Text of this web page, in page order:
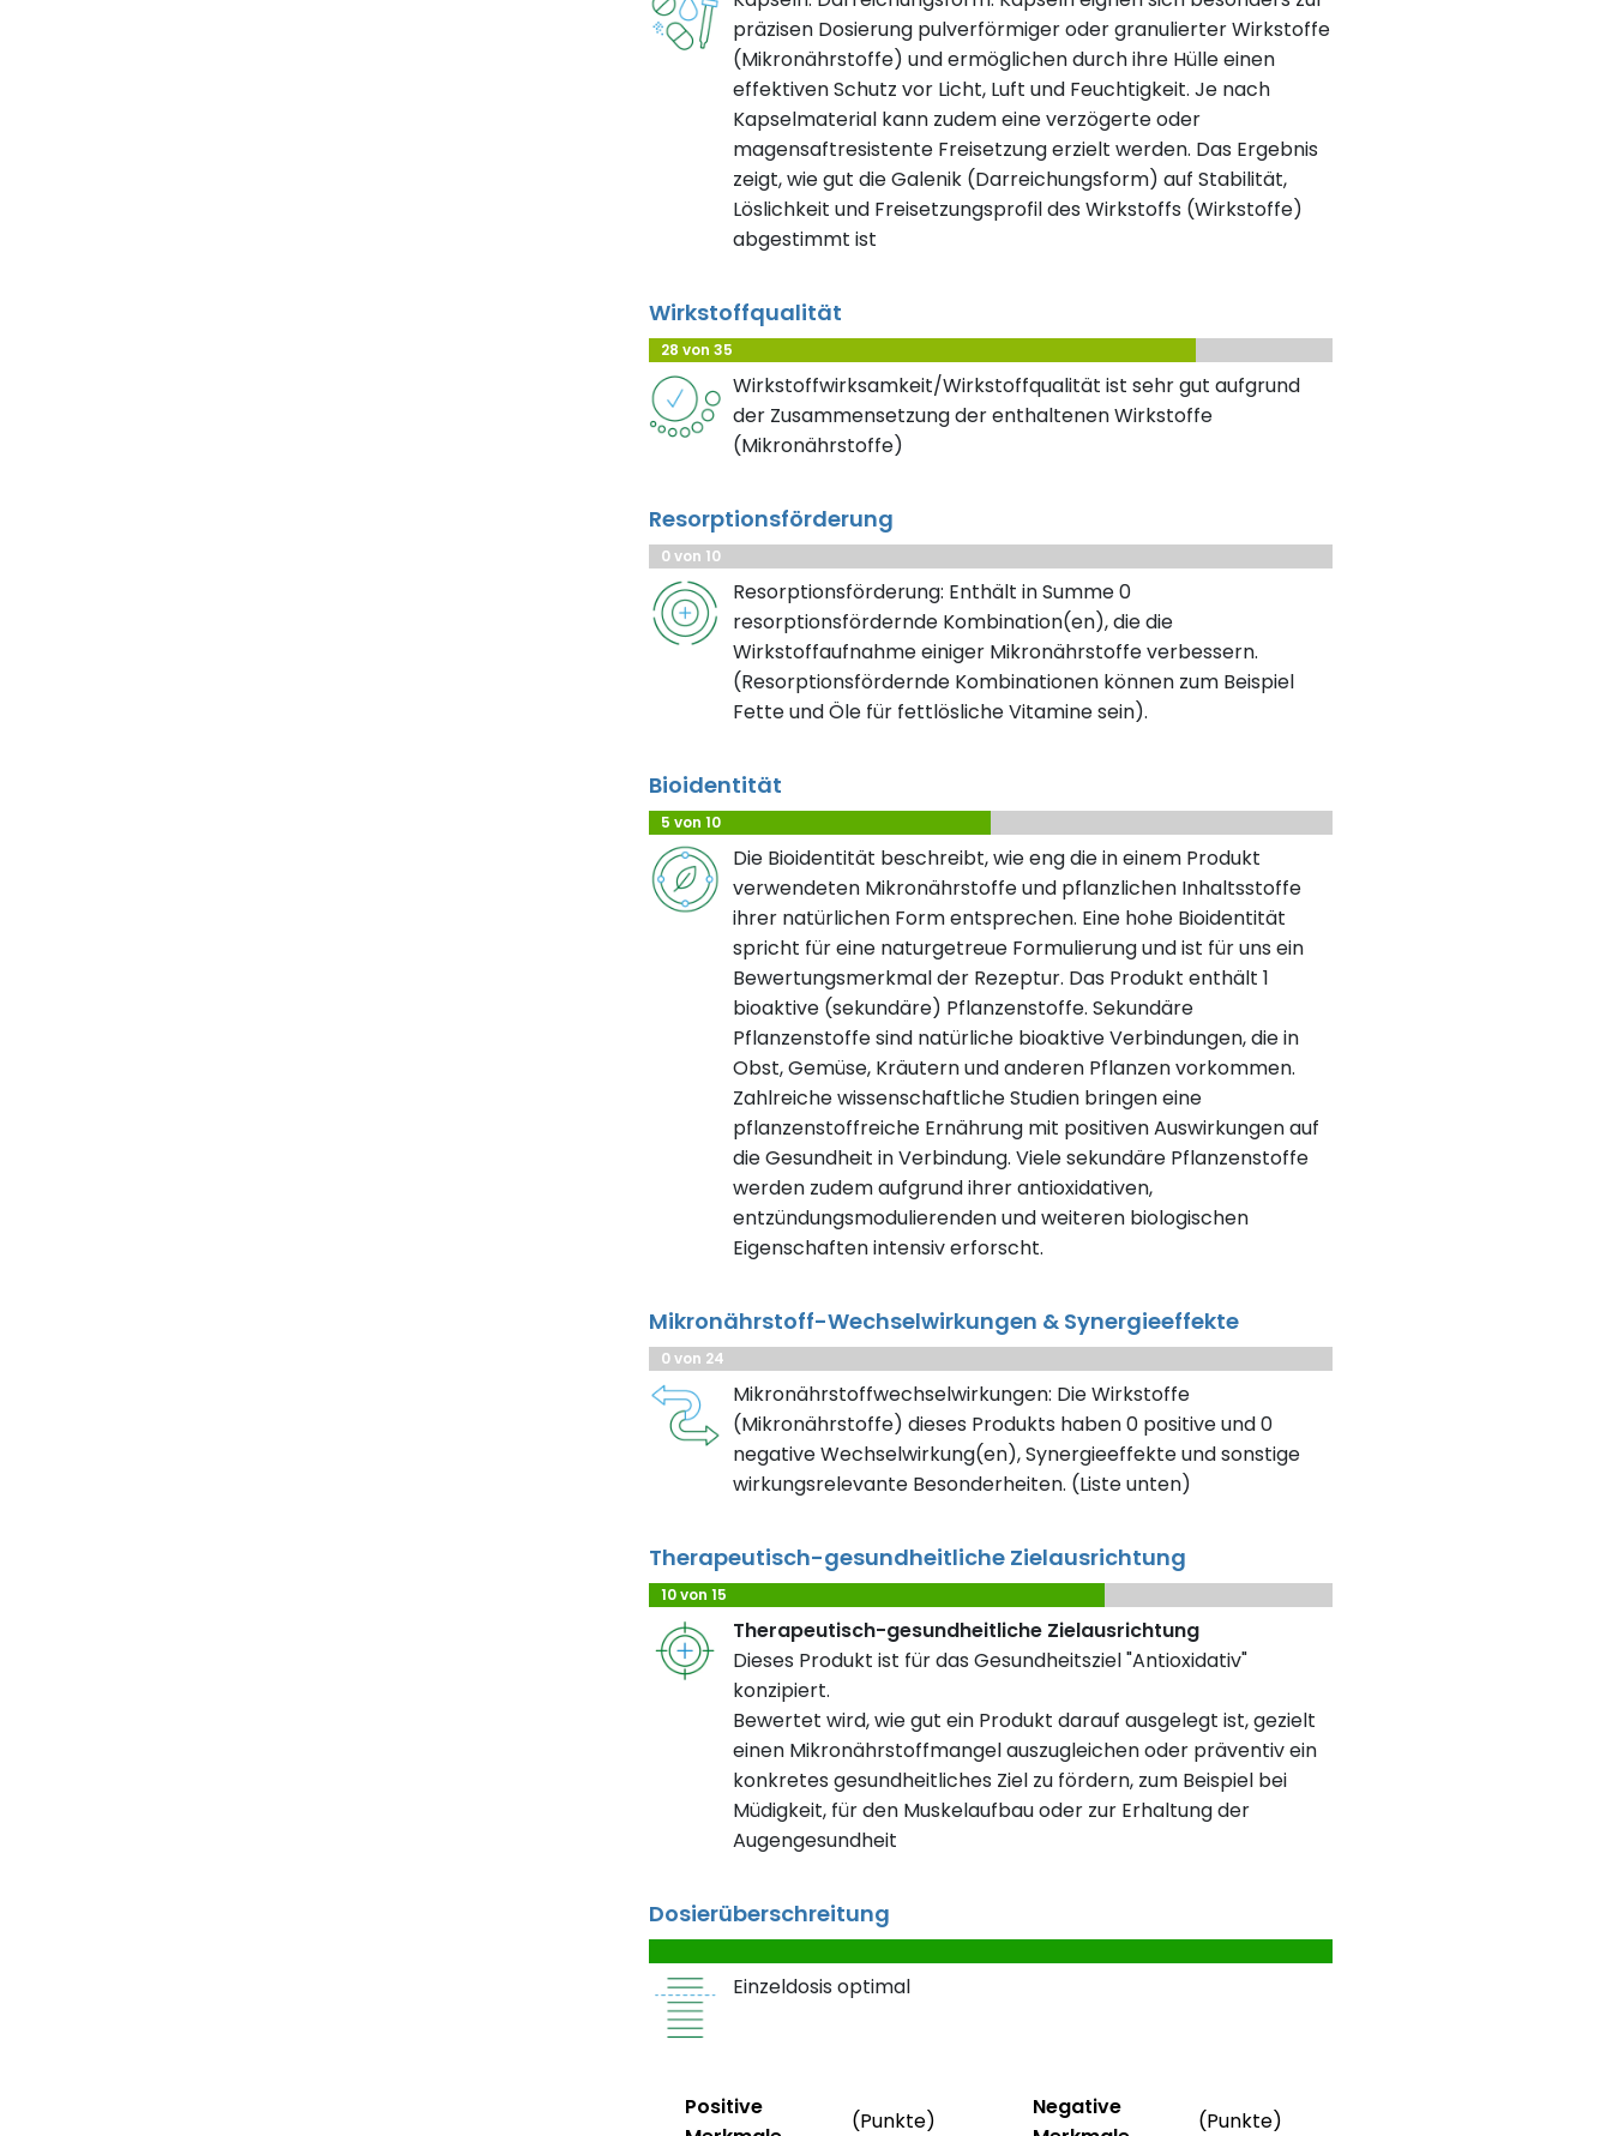
präzisen Dosierung pulverförmiger oder granulierter Wirkstoffe
(Mikronährstoffe) und ermöglichen durch ihre Hülle einen
effektiven Schutz vor Licht, Luft und Feuchtigkeit. Je nach
Kapselmaterial kann zudem eine verzögerte oder
magensaftresistente Freisetzung erzielt werden. Das Ergebnis
zeigt, wie gut die Galenik (Darreichungsform) auf Stabilität,
Löslichkeit und Freisetzungsprofil des Wirkstoffs (Wirkstoffe)
abgestimmt ist
Wirkstoffqualität
28 von 35
Wirkstoffwirksamkeit/Wirkstoffqualität ist sehr gut aufgrund
der Zusammensetzung der enthaltenen Wirkstoffe
(Mikronährstoffe)
Resorptionsförderung
0 von 10
Resorptionsförderung: Enthält in Summe 0
resorptionsfördernde Kombination(en), die die
Wirkstoffaufnahme einiger Mikronährstoffe verbessern.
(Resorptionsfördernde Kombinationen können zum Beispiel
Fette und Öle für fettlösliche Vitamine sein).
Bioidentität
5 von 10
Die Bioidentität beschreibt, wie eng die in einem Produkt
verwendeten Mikronährstoffe und pflanzlichen Inhaltsstoffe
ihrer natürlichen Form entsprechen. Eine hohe Bioidentität
spricht für eine naturgetreue Formulierung und ist für uns ein
Bewertungsmerkmal der Rezeptur. Das Produkt enthält 1
bioaktive (sekundäre) Pflanzenstoffe. Sekundäre
Pflanzenstoffe sind natürliche bioaktive Verbindungen, die in
Obst, Gemüse, Kräutern und anderen Pflanzen vorkommen.
Zahlreiche wissenschaftliche Studien bringen eine
pflanzenstoffreiche Ernährung mit positiven Auswirkungen auf
die Gesundheit in Verbindung. Viele sekundäre Pflanzenstoffe
werden zudem aufgrund ihrer antioxidativen,
entzündungsmodulierenden und weiteren biologischen
Eigenschaften intensiv erforscht.
Mikronährstoff-Wechselwirkungen & Synergieeffekte
0 von 24
Mikronährstoffwechselwirkungen: Die Wirkstoffe
(Mikronährstoffe) dieses Produkts haben 0 positive und 0
negative Wechselwirkung(en), Synergieeffekte und sonstige
wirkungsrelevante Besonderheiten. (Liste unten)
Therapeutisch-gesundheitliche Zielausrichtung
10 von 15
Therapeutisch-gesundheitliche Zielausrichtung
Dieses Produkt ist für das Gesundheitsziel "Antioxidativ"
konzipiert.
Bewertet wird, wie gut ein Produkt darauf ausgelegt ist, gezielt
einen Mikronährstoffmangel auszugleichen oder präventiv ein
konkretes gesundheitliches Ziel zu fördern, zum Beispiel bei
Müdigkeit, für den Muskelaufbau oder zur Erhaltung der
Augengesundheit
Dosierüberschreitung
Einzeldosis optimal
StatusPositive
(Punkte)
Weitere Informationen
StatusNegative
(Punkte)